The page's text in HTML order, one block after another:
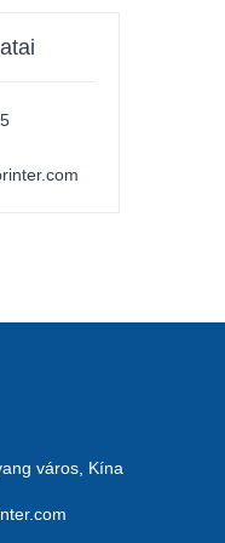
város, Kína